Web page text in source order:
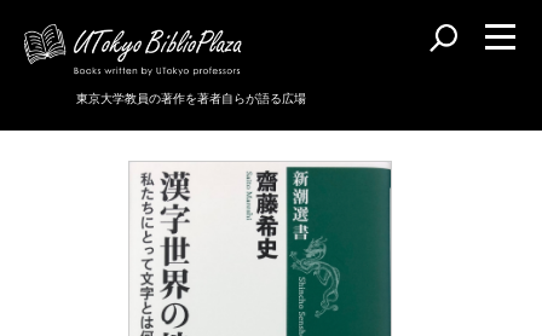
東京大学教員の著作を著者自らが語る広場